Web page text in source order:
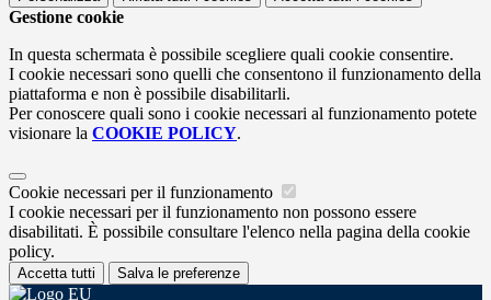
Gestione cookie
In questa schermata è possibile scegliere quali cookie consentire.
I cookie necessari sono quelli che consentono il funzionamento della
piattaforma e non è possibile disabilitarli.
Per conoscere quali sono i cookie necessari al funzionamento potete
visionare la COOKIE POLICY.
Cookie necessari per il funzionamento
I cookie necessari per il funzionamento non possono essere
disabilitati. È possibile consultare l'elenco nella pagina della cookie
policy.
Accetta tutti Salva le preferenze